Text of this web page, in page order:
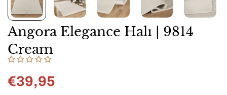
Angora Elegance Halı | 9814
Cream
Normal
€39,95